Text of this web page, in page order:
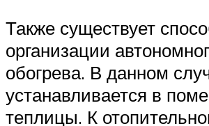
Также существует
организации
обогрева. В данном
устанавливается в
теплицы. К